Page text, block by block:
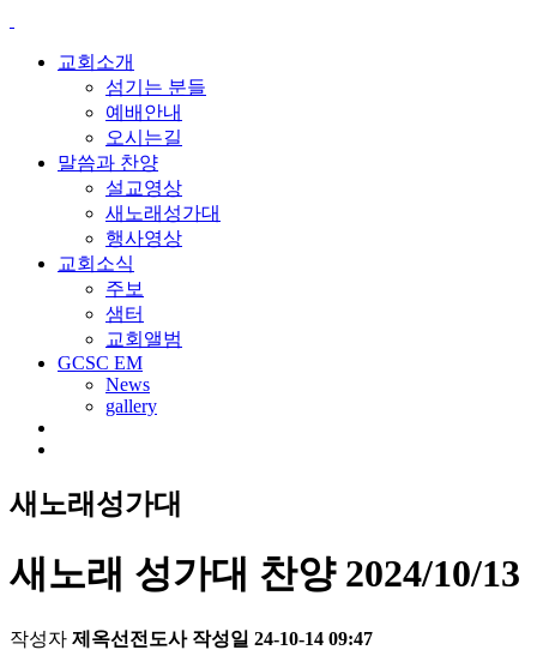
교회소개
섬기는 분들
예배안내
오시는길
말씀과 찬양
설교영상
새노래성가대
행사영상
교회소식
주보
샘터
교회앨범
GCSC EM
News
gallery
새노래성가대
새노래 성가대 찬양 2024/10/13
작성자 제옥선전도사 작성일 24-10-14 09:47